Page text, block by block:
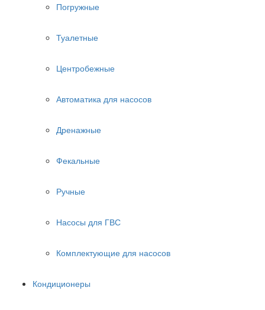
Погружные
Туалетные
Центробежные
Автоматика для насосов
Дренажные
Фекальные
Ручные
Насосы для ГВС
Комплектующие для насосов
Кондиционеры